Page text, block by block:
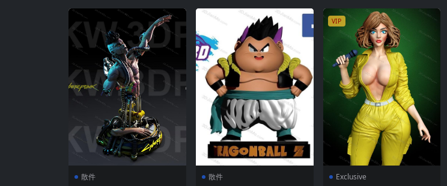
散件 散件
VIP
Exclusive